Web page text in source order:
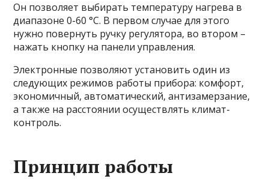
Он позволяет выбирать температуру нагрева в
диапазоне 0-60 °С. В первом случае для этого
нужно повернуть ручку регулятора, во втором –
нажать кнопку на панели управления.
Электронные позволяют установить один из
следующих режимов работы прибора: комфорт,
экономичный, автоматический, антизамерзание,
а также на расстоянии осуществлять климат-
контроль.
Принцип работы